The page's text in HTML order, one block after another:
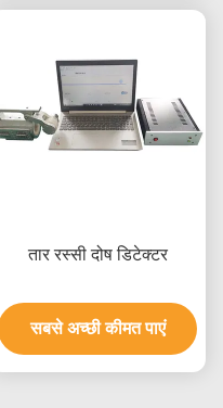
तार रस्सी दोष डिटेक्टर
सबसे अच्छी कीमत पाएं